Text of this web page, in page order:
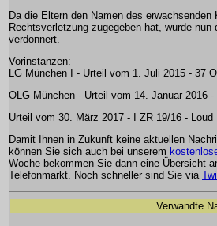
Da die Eltern den Namen des
Rechtsverletzung zugegeben hat, wurde
verdonnert.
Vorinstanzen:
LG München I - Urteil vom 1. Juli 2015 - 37
OLG München - Urteil vom 14. Januar 2016
Urteil vom 30. März 2017 - I ZR 19/16 - Loud
Damit Ihnen in Zukunft keine aktuellen
können Sie sich auch bei unserem
Woche bekommen Sie dann eine Übersicht
Telefonmarkt. Noch schneller sind Sie via
Verwandte